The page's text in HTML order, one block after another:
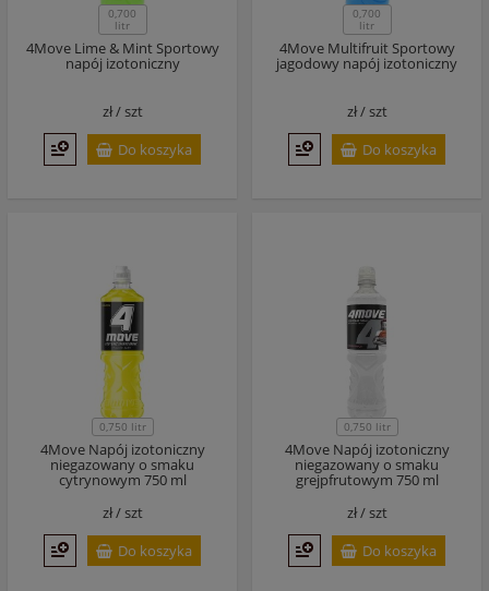
0,700
litr
4Move Lime & Mint Sportowy
napój izotoniczny
zł /szt
Do koszyka
0,700
litr
4Move Multifruit Sportowy
jagodowy napój izotoniczny
zł /szt
Do koszyka
0,750 litr
4Move Napój izotoniczny
niegazowany o smaku
cytrynowym 750 ml
zł /szt
Do koszyka
0,750 litr
4Move Napój izotoniczny
niegazowany o smaku
grejpfrutowym 750 ml
zł /szt
Do koszyka